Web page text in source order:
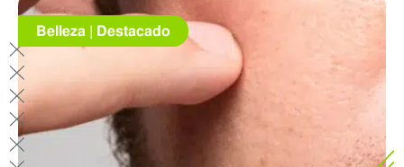
Belleza | Destacado